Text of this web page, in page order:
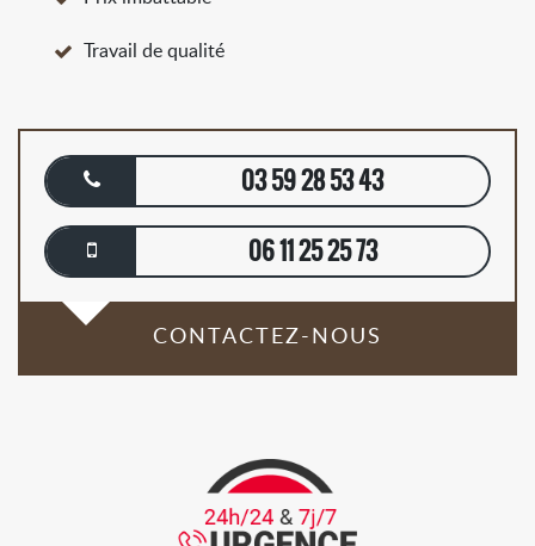
Travail de qualité
03 59 28 53 43
06 11 25 25 73
CONTACTEZ-NOUS